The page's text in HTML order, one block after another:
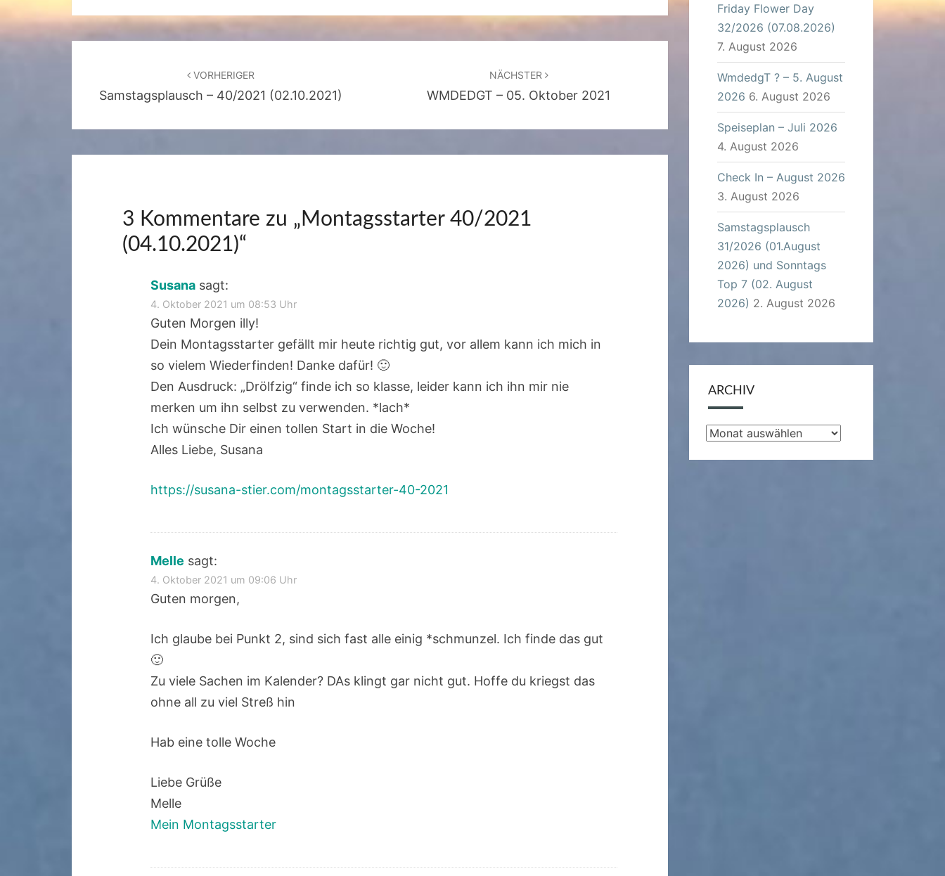
Beitragsnavigation
VORHERIGER
Samstagsplausch – 40/2021 (02.10.2021)
NÄCHSTER
WMDEDGT – 05. Oktober 2021
3 Kommentare zu „ Montagsstarter 40/2021
(04.10.2021)“
Susana sagt:
4. Oktober 2021 um 08:53 Uhr
Guten Morgen illy!
Dein Montagsstarter gefällt mir heute richtig gut, vor allem kann ich mich in
so vielem Wiederfinden! Danke dafür! 🙂
Den Ausdruck: „Drölfzig“ finde ich so klasse, leider kann ich ihn mir nie
merken um ihn selbst zu verwenden. *lach*
Ich wünsche Dir einen tollen Start in die Woche!
Alles Liebe, Susana
https://susana-stier.com/montagsstarter-40-2021
Melle sagt:
4. Oktober 2021 um 09:06 Uhr
Guten morgen,
Ich glaube bei Punkt 2, sind sich fast alle einig *schmunzel. Ich finde das gut
🙂
Zu viele Sachen im Kalender? DAs klingt gar nicht gut. Hoffe du kriegst das
ohne all zu viel Streß hin
Hab eine tolle Woche
Liebe Grüße
Melle
Mein Montagsstarter
Friday Flower Day
32/2026 (07.08.2026)
7. August 2026
WmdedgT ? – 5. August
2026 6. August 2026
Speiseplan – Juli 2026
4. August 2026
Check In – August 2026
3. August 2026
Samstagsplausch
31/2026 (01.August
2026) und Sonntags
Top 7 (02. August
2026) 2. August 2026
ARCHIV
Archiv